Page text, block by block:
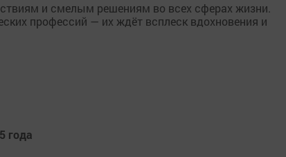
и смелым решениям во всех сферах жизни.
профессий — их ждёт всплеск вдохновения и
года